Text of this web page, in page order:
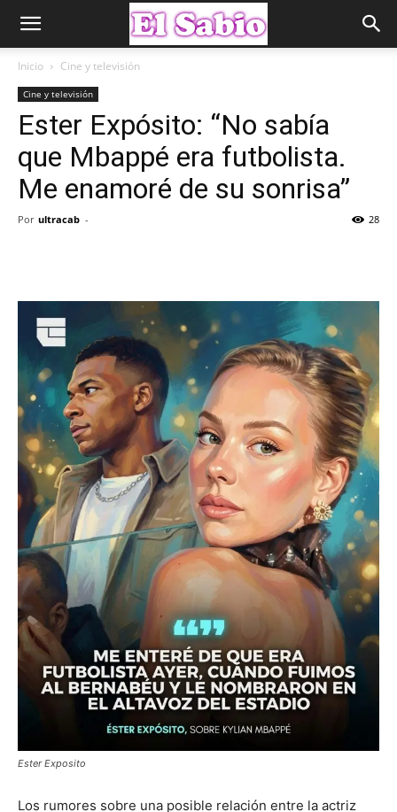
Inicio Cine y televisión
Cine y televisión
Ester Expósito: “No sabía
que Mbappé era futbolista.
Me enamoré de su sonrisa”
Por ultracab - 28
Ester Exposito
Los rumores sobre una posible relación entre la actriz